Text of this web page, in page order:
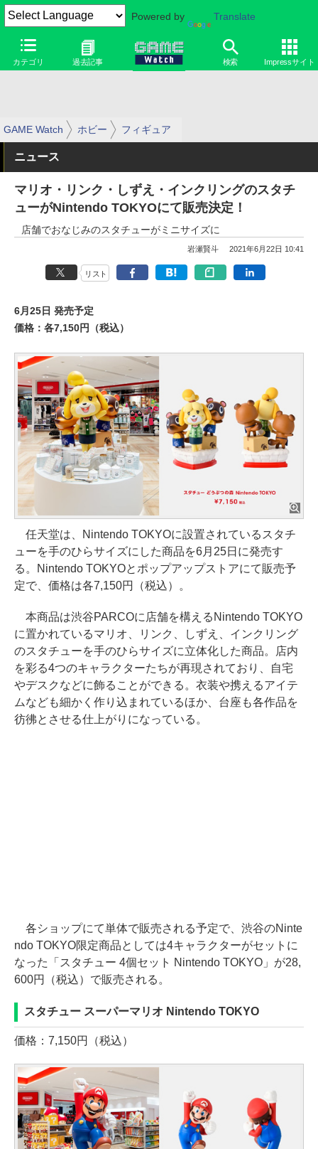
Powered by Translate
カテゴリ 過去記事 検索 Impressサイト
GAME Watch ホビー フィギュア
ニュース
マリオ・リンク・しずえ・インクリングのスタチ
ューがNintendo TOKYOにて販売決定！
店舗でおなじみのスタチューがミニサイズに
岩瀬賢斗 2021年6月22日 10:41
リスト
6月25日 発売予定
価格：各7,150円（税込）
任天堂は、Nintendo TOKYOに設置されているスタチ
ューを手のひらサイズにした商品を6月25日に発売す
る。Nintendo TOKYOとポップアップストアにて販売予
定で、価格は各7,150円（税込）。
本商品は渋谷PARCOに店舗を構えるNintendo TOKYO
に置かれているマリオ、リンク、しずえ、インクリング
のスタチューを手のひらサイズに立体化した商品。店内
を彩る4つのキャラクターたちが再現されており、自宅
やデスクなどに飾ることができる。衣装や携えるアイテ
ムなども細かく作り込まれているほか、台座も各作品を
彷彿とさせる仕上がりになっている。
各ショップにて単体で販売される予定で、渋谷のNinte
ndo TOKYO限定商品としては4キャラクターがセットに
なった「スタチュー 4個セット Nintendo TOKYO」が28,
600円（税込）で販売される。
スタチュー スーパーマリオ Nintendo TOKYO
価格：7,150円（税込）